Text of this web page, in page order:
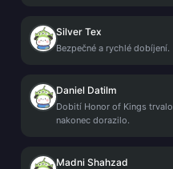
Silver Tex
Bezpečné a rychlé dobíjení.
Daniel Datilm
Dobití Honor of Kings
nakonec dorazilo.
Madni Shahzad